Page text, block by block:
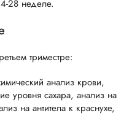
28 неделе.
триместре:
анализ крови,
уровня сахара, анализ на
на антитела к краснухе,